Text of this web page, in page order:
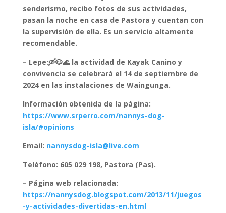
senderismo, recibo fotos de sus actividades,
pasan la noche en casa de Pastora y cuentan con
la supervisión de ella. Es un servicio altamente
recomendable.
– Lepe:🛶🐶🌊 la actividad de Kayak Canino y
convivencia se celebrará el 14 de septiembre de
2024 en las instalaciones de Waingunga.
Información obtenida de la página:
https://www.srperro.com/nannys-dog-
isla/#opinions
Email: nannysdog-isla@live.com
Teléfono: 605 029 198, Pastora (Pas).
– Página web relacionada:
https://nannysdog.blogspot.com/2013/11/juegos
-y-actividades-divertidas-en.html